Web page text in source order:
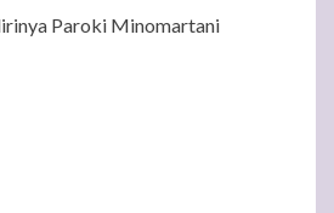
Paroki Minomartani